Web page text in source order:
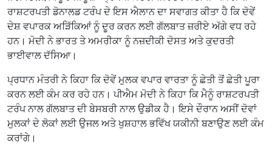
ਰਾਸ਼ਟਰਪਤੀ ਡੋਨਾਲਡ ਟਰੰਪ ਦੇ ਇਸ ਐਲਾਨ ਦਾ ਸਵਾਗਤ ਕੀਤਾ ਹੈ ਕਿ ਦੋਵੇਂ
ਦੇਸ਼ ਵਪਾਰਕ ਅੜਿੱਕਿਆਂ ਨੂੰ ਦੂਰ ਕਰਨ ਲਈ ਗੱਲਬਾਤ ਜ਼ਰੀਏ ਅੱਗੇ ਵਧ ਰਹੇ
ਹਨ। ਮੋਦੀ ਨੇ ਭਾਰਤ ਤੇ ਅਮਰੀਕਾ ਨੂੰ ਨਜ਼ਦੀਕੀ ਦੋਸਤ ਅਤੇ ਕੁਦਰਤੀ
ਭਾਈਵਾਲ ਦੱਸਿਆ।
ਪ੍ਰਧਾਨ ਮੰਤਰੀ ਨੇ ਕਿਹਾ ਕਿ ਦੋਵੇਂ ਮੁਲਕ ਵਪਾਰ ਵਾਰਤਾ ਨੂੰ ਛੇਤੀ ਤੋਂ ਛੇਤੀ ਪੂਰਾ
ਕਰਨ ਲਈ ਕੰਮ ਕਰ ਰਹੇ ਹਨ। ਪੀਐਮ ਮੋਦੀ ਨੇ ਕਿਹਾ ਕਿ ਮੈਨੂੰ ਰਾਸ਼ਟਰਪਤੀ
ਟਰੰਪ ਨਾਲ ਗੱਲਬਾਤ ਦੀ ਬੇਸਬਰੀ ਨਾਲ ਉਡੀਕ ਹੈ। ਇਸੇ ਦੌਰਾਨ ਅਸੀਂ ਦੋਵਾਂ
ਮੁਲਕਾਂ ਦੇ ਲੋਕਾਂ ਲਈ ਉਜਲ ਅਤੇ ਖੁਸ਼ਹਾਲ ਭਵਿੱਖ ਯਕੀਨੀ ਬਣਾਉਣ ਲਈ ਕੰਮ
ਕਰਾਂਗੇ।